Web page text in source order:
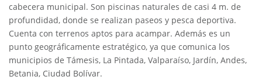
cabecera municipal. Son piscinas naturales de casi 4 m. de
profundidad, donde se realizan paseos y pesca deportiva.
Cuenta con terrenos aptos para acampar. Además es un
punto geográficamente estratégico, ya que comunica los
municipios de Támesis, La Pintada, Valparaíso, Jardín, Andes,
Betania, Ciudad Bolívar.